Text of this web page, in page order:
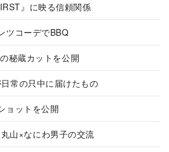
』に映る信頼関係
ツコーデでBBQ
秘蔵カットを公開
常の只中に届けたもの
ョットを公開
山×なにわ男子の交流